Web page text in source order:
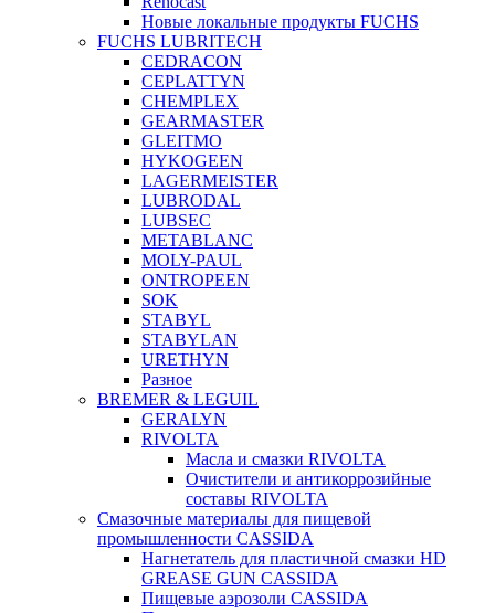
Новые локальные продукты FUCHS
FUCHS LUBRITECH
CEDRACON
CEPLATTYN
CHEMPLEX
GEARMASTER
GLEITMO
HYKOGEEN
LAGERMEISTER
LUBRODAL
LUBSEC
METABLANC
MOLY-PAUL
ONTROPEEN
SOK
STABYL
STABYLAN
URETHYN
Разное
BREMER & LEGUIL
GERALYN
RIVOLTA
Масла и смазки RIVOLTA
Очистители и антикоррозийные
составы RIVOLTA
Смазочные материалы для пищевой
промышленности CASSIDA
Нагнетатель для пластичной смазки HD
GREASE GUN CASSIDA
Пищевые аэрозоли CASSIDA